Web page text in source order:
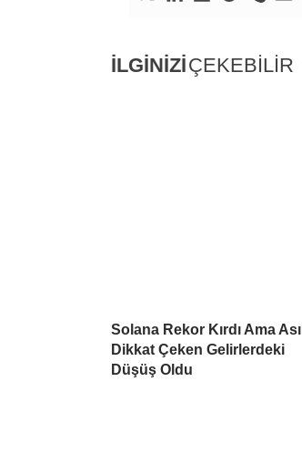
İLGİNİZİÇEKEBİLİR
Solana Rekor Kırdı Ama Asıl
Dikkat Çeken Gelirlerdeki
Düşüş Oldu